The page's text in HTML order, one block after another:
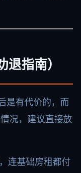
指南）
是有代价的，而
况，建议直接放
连基础房租都付